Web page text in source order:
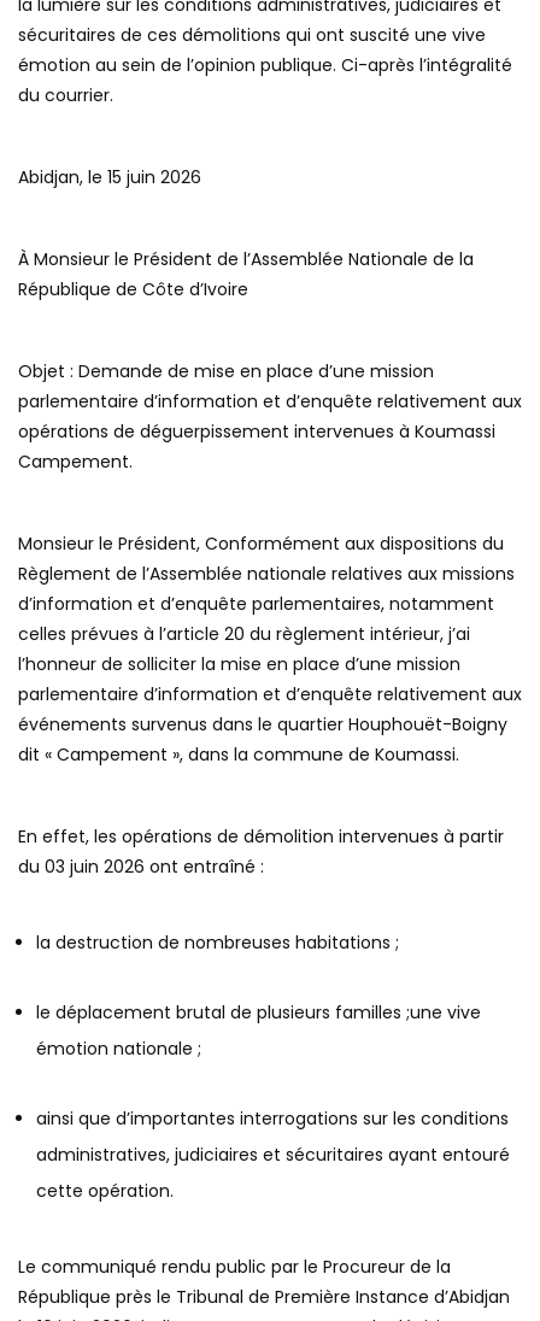
sécuritaires de ces démolitions qui ont suscité une vive
émotion au sein de l’opinion publique. Ci-après l’intégralité
du courrier.
Abidjan, le 15 juin 2026
À Monsieur le Président de l’Assemblée Nationale de la
République de Côte d’Ivoire
Objet : Demande de mise en place d’une mission
parlementaire d’information et d’enquête relativement aux
opérations de déguerpissement intervenues à Koumassi
Campement.
Monsieur le Président, Conformément aux dispositions du
Règlement de l’Assemblée nationale relatives aux missions
d’information et d’enquête parlementaires, notamment
celles prévues à l’article 20 du règlement intérieur, j’ai
l’honneur de solliciter la mise en place d’une mission
parlementaire d’information et d’enquête relativement aux
événements survenus dans le quartier Houphouët-Boigny
dit « Campement », dans la commune de Koumassi.
En effet, les opérations de démolition intervenues à partir
du 03 juin 2026 ont entraîné :
la destruction de nombreuses habitations ;
le déplacement brutal de plusieurs familles ;une vive
émotion nationale ;
ainsi que d’importantes interrogations sur les conditions
administratives, judiciaires et sécuritaires ayant entouré
cette opération.
Le communiqué rendu public par le Procureur de la
République près le Tribunal de Première Instance d’Abidjan